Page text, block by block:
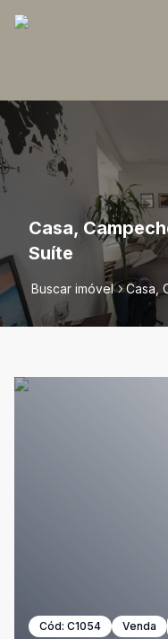
Casa,
Suíte
Buscar imóvel Casa,
Cód: C1054 Venda